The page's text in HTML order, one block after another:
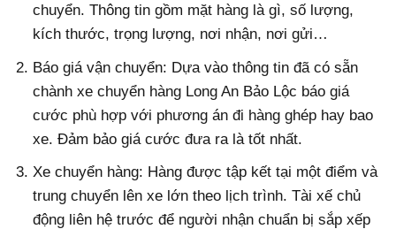
chuyển. Thông tin gồm mặt hàng là gì, số lượng,
kích thước, trọng lượng, nơi nhận, nơi gửi…
Báo giá vận chuyển: Dựa vào thông tin đã có sẵn
chành xe chuyển hàng Long An Bảo Lộc báo giá
cước phù hợp với phương án đi hàng ghép hay bao
xe. Đảm bảo giá cước đưa ra là tốt nhất.
Xe chuyển hàng: Hàng được tập kết tại một điểm và
trung chuyển lên xe lớn theo lịch trình. Tài xế chủ
động liên hệ trước để người nhận chuẩn bị sắp xếp